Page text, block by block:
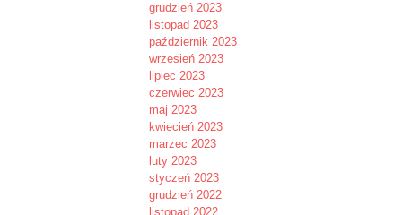
grudzień 2023
listopad 2023
październik 2023
wrzesień 2023
lipiec 2023
czerwiec 2023
maj 2023
kwiecień 2023
marzec 2023
luty 2023
styczeń 2023
grudzień 2022
listopad 2022